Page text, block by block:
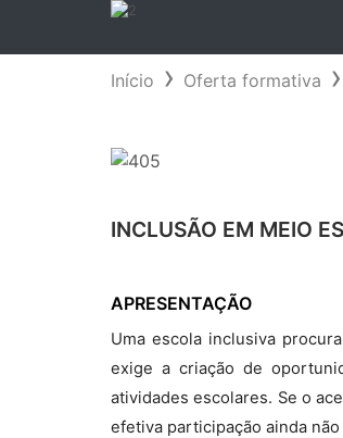
Início Oferta formativa
INCLUSÃO EM MEIO
APRESENTAÇÃO
Uma escola inclusiva
exige a criação de
atividades escolares. Se o
efetiva participação ainda não